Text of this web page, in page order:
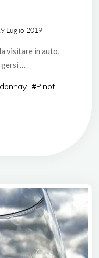
Luglio 2019
visitare in auto,
…
#Pinot